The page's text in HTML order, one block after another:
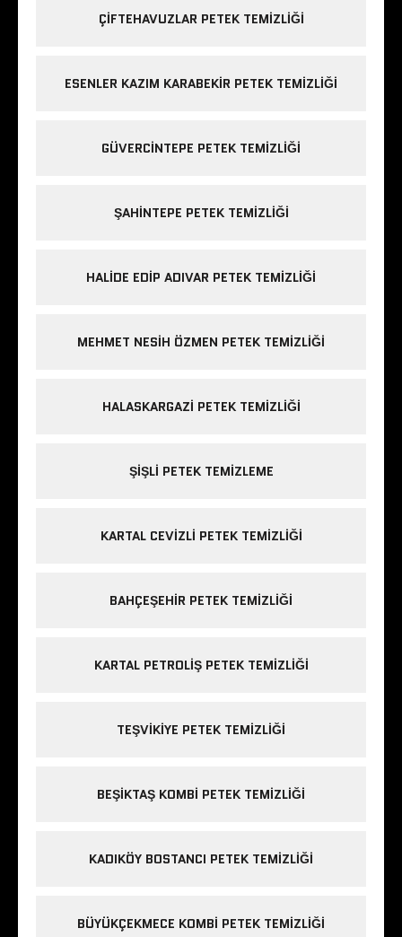
ÇIFTEHAVUZLAR PETEK TEMIZLIĞI
ESENLER KAZIM KARABEKIR PETEK TEMIZLIĞI
GÜVERCINTEPE PETEK TEMIZLIĞI
ŞAHINTEPE PETEK TEMIZLIĞI
HALIDE EDIP ADIVAR PETEK TEMIZLIĞI
MEHMET NESIH ÖZMEN PETEK TEMIZLIĞI
HALASKARGAZI PETEK TEMIZLIĞI
ŞIŞLI PETEK TEMIZLEME
KARTAL CEVIZLI PETEK TEMIZLIĞI
BAHÇEŞEHIR PETEK TEMIZLIĞI
KARTAL PETROLIŞ PETEK TEMIZLIĞI
TEŞVIKIYE PETEK TEMIZLIĞI
BEŞIKTAŞ KOMBI PETEK TEMIZLIĞI
KADIKÖY BOSTANCI PETEK TEMIZLIĞI
BÜYÜKÇEKMECE KOMBI PETEK TEMIZLIĞI